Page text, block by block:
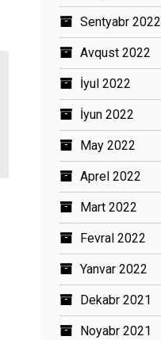
Sentyabr 2022
Avqust 2022
İyul 2022
İyun 2022
May 2022
Aprel 2022
Mart 2022
Fevral 2022
Yanvar 2022
Dekabr 2021
Noyabr 2021